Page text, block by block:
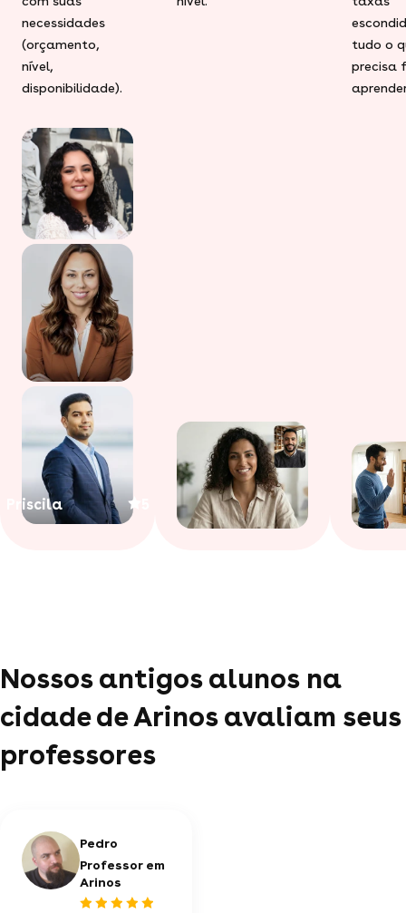
necessidades
(orçamento,
nível,
disponibilidade).
Priscila
tudo o
precisa
Nossos antigos alunos na
cidade de Arinos avaliam seus
professores
Pedro
Professor em
Arinos